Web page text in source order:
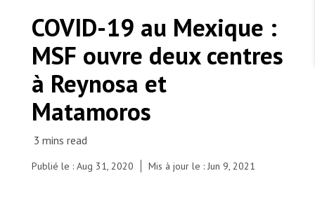
Les États négligent leur obligation de protéger les
personnes civiles et les services de santé en temps
de guerre
Urgence Ebola
Séismes au Venezuela : conséquences et intervention
de MSF
Dons des fondations
Partenariat d’entreprise
Les Amis de MSF
Travailler avec MSF
Travailler à l’étranger
Travailler au Canada
COVID-19 au Mexique :
MSF ouvre deux centres
à Reynosa et
Matamoros
Publié le : Aug 31, 2020 Mis à jour le : Jun 9, 2021